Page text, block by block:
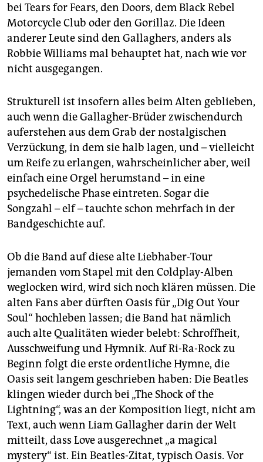
bei Tears for Fears, den Doors, dem Black Rebel
Motorcycle Club oder den Gorillaz. Die Ideen
anderer Leute sind den Gallaghers, anders als
Robbie Williams mal behauptet hat, nach wie vor
nicht ausgegangen.
Strukturell ist insofern alles beim Alten geblieben,
auch wenn die Gallagher-Brüder zwischendurch
auferstehen aus dem Grab der nostalgischen
Verzückung, in dem sie halb lagen, und – vielleicht
um Reife zu erlangen, wahrscheinlicher aber, weil
einfach eine Orgel herumstand – in eine
psychedelische Phase eintreten. Sogar die
Songzahl – elf – tauchte schon mehrfach in der
Bandgeschichte auf.
Ob die Band auf diese alte Liebhaber-Tour
jemanden vom Stapel mit den Coldplay-Alben
weglocken wird, wird sich noch klären müssen. Die
alten Fans aber dürften Oasis für „Dig Out Your
Soul“ hochleben lassen; die Band hat nämlich
auch alte Qualitäten wieder belebt: Schroffheit,
Ausschweifung und Hymnik. Auf Ri-Ra-Rock zu
Beginn folgt die erste ordentliche Hymne, die
Oasis seit langem geschrieben haben: Die Beatles
klingen wieder durch bei „The Shock of the
Lightning“, was an der Komposition liegt, nicht am
Text, auch wenn Liam Gallagher darin der Welt
mitteilt, dass Love ausgerechnet „a magical
mystery“ ist. Ein Beatles-Zitat, typisch Oasis. Vor